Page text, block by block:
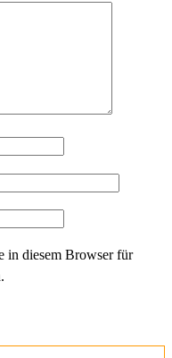
in diesem Browser für